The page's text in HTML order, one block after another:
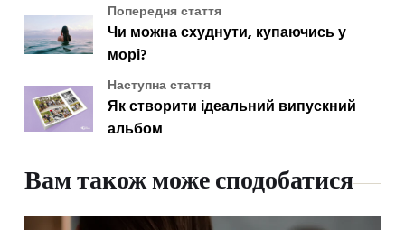
Попередня стаття
Чи можна схуднути, купаючись у
морі?
Наступна стаття
Як створити ідеальний випускний
альбом
Вам також може сподобатися